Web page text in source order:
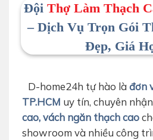
Đội Thợ Làm Thạch
– Dịch Vụ Trọn Gói
Đẹp, Giá
D-home24h tự hào làđơn
TP.HCM uy tín, chuyên nhận
cao, vách ngăn thạch cao
showroom và nhiều công